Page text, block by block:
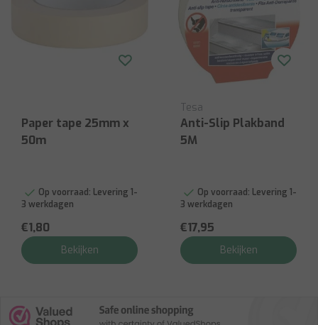
Paper tape 25mm x
50m
Op voorraad: Levering 1-
3 werkdagen
€1,80
Bekijken
Tesa
Anti-Slip Plakband
5M
Op voorraad: Levering 1-
3 werkdagen
€17,95
Bekijken